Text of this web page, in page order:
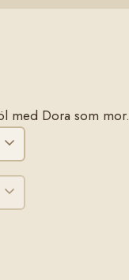
med Dora som mor.